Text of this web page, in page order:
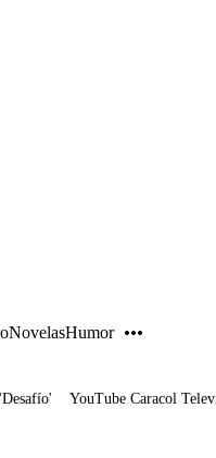
NovelasHumor
YouTube Caracol